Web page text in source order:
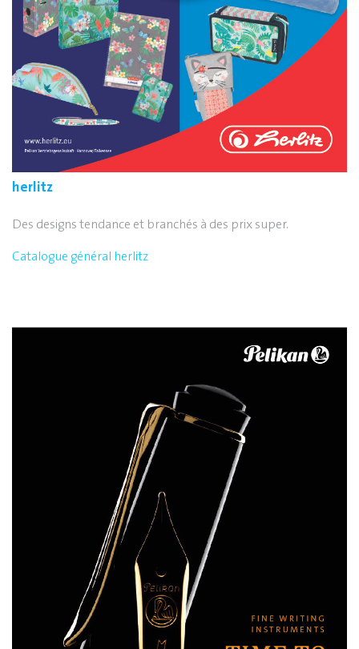
herlitz
Des designs tendance et branchés à des prix super.
Catalogue général herlitz